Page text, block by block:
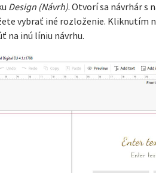
Design (Návrh). Otvorí sa návrhár s
vybrať iné rozloženie. Kliknutím
na inú líniu návrhu.